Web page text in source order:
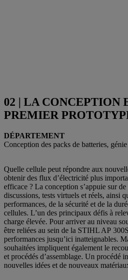
02 | LA CONCEPTION
PREMIER
DÉPARTEMENT
Conception des packs de batteries,
Quelle cellule peut répondre aux
obtenir des flux d’électricité plus
efficace ? La conception s’appuie sur
discussions, tests virtuels et réels, ainsi
performances, de la sécurité et de la
cellules. L’un des principaux défis à
charge élevée. Pour arriver au niveau
être reliées au sein de la STIHL AP
performances jusqu’ici inatteignables.
souhaitées impliquent également le
et procédés d’assemblage. Un procédé
nouvelles idées et de nouveaux